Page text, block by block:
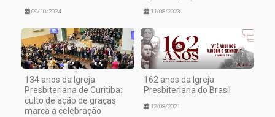
09/10/2024 11/08/2023
134 anos da Igreja
Presbiteriana de Curitiba:
culto de ação de graças
marca a celebração
162 anos da Igreja
Presbiteriana do Brasil
12/08/2021